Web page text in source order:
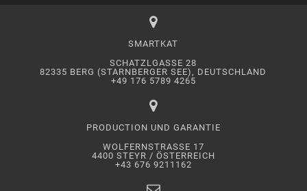
SMARTKAT
SCHATZLGASSE 28
82335 BERG (STARNBERGER SEE), DEUTSCHLAND
+49 176 5789 4265
PRODUCTION UND GARANTIE
WOLFERNSTRASSE 17
4400 STEYR / ÖSTERREICH
+43 676 9211162